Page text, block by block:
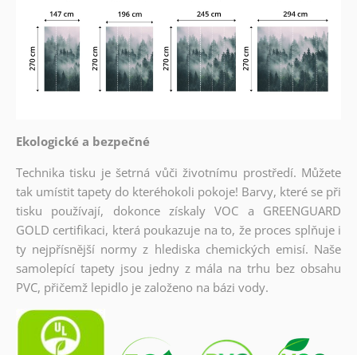
Ekologické a bezpečné
Technika tisku je šetrná vůči životnímu prostředí. Můžete
tak umístit tapety do kteréhokoli pokoje! Barvy, které se při
tisku používají, dokonce získaly VOC a GREENGUARD
GOLD certifikaci, která poukazuje na to, že proces splňuje i
ty nejpřísnější normy z hlediska chemických emisí. Naše
samolepící tapety jsou jedny z mála na trhu bez obsahu
PVC, přičemž lepidlo je založeno na bázi vody.